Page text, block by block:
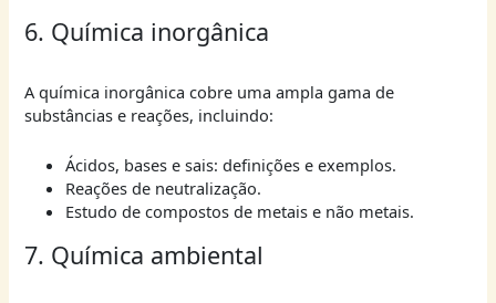
6. Química inorgânica
A química inorgânica cobre uma ampla gama de
substâncias e reações, incluindo:
Ácidos, bases e sais: definições e exemplos.
Reações de neutralização.
Estudo de compostos de metais e não metais.
7. Química ambiental